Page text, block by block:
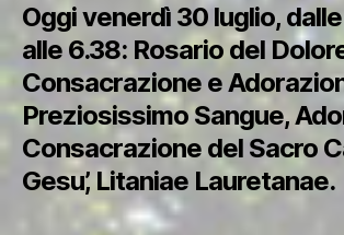
Oggi venerdì 30 luglio,
alle 6.38: Rosario del
Consacrazione e
Preziosissimo Sangue,
Consacrazione del Sacro
Gesu’, Litaniae Lauretanae.